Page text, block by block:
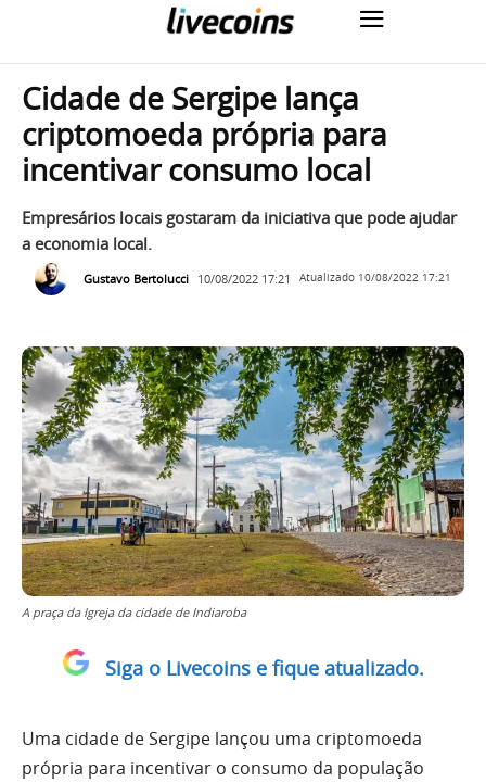
Cidade de Sergipe lança
criptomoeda própria para
incentivar consumo local
Empresários locais gostaram da iniciativa que pode ajudar
a economia local.
Gustavo Bertolucci 10/08/2022 17:21 Atualizado 10/08/2022 17:21
A praça da Igreja da cidade de Indiaroba
Siga o Livecoins e fique atualizado.
Uma cidade de Sergipe lançou uma criptomoeda
própria para incentivar o consumo da população